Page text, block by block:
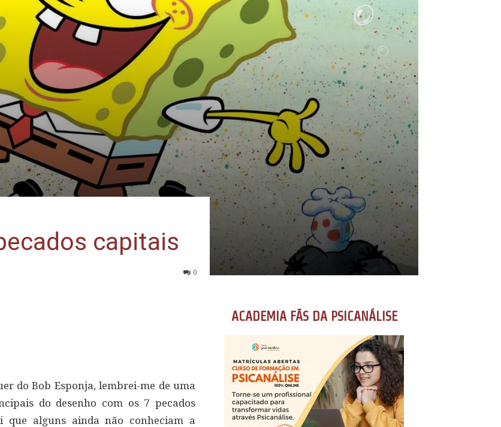
capitais
0
do Bob Esponja, lembrei-me de uma
do desenho com os 7 pecados
que alguns ainda não conheciam a
ACADEMIA FÃS DA PSICANÁLISE